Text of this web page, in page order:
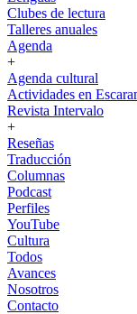
Clubes de lectura
Talleres anuales
Agenda
+
Agenda cultural
Actividades en
Revista Intervalo
+
Reseñas
Traducción
Columnas
Podcast
Perfiles
YouTube
Cultura
Todos
Avances
Nosotros
Contacto